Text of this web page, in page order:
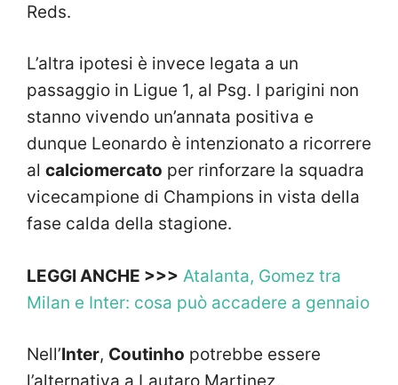
Reds.
L’altra ipotesi è invece legata a un
passaggio in Ligue 1, al Psg. I parigini non
stanno vivendo un’annata positiva e
dunque Leonardo è intenzionato a ricorrere
al calciomercato per rinforzare la squadra
vicecampione di Champions in vista della
fase calda della stagione.
LEGGI ANCHE >>> Atalanta, Gomez tra
Milan e Inter: cosa può accadere a gennaio
Nell’Inter, Coutinho potrebbe essere